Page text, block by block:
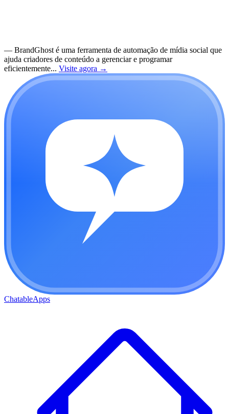
— BrandGhost é uma ferramenta de automação de mídia social que
ajuda criadores de conteúdo a gerenciar e programar
eficientemente... Visite agora →
ChatableApps